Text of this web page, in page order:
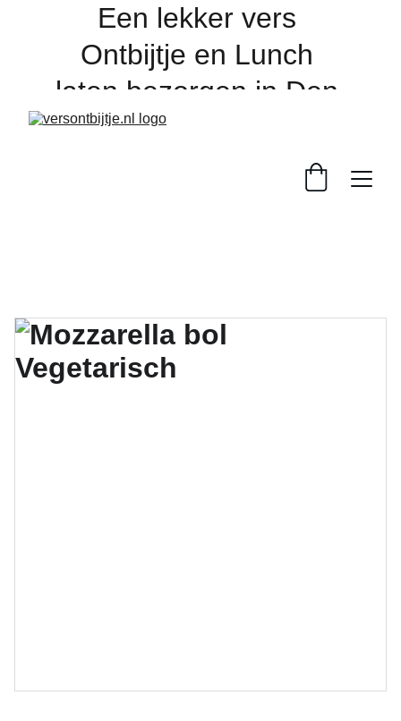
Een lekker vers
Ontbijtje en Lunch
laten bezorgen in Den
Bosch en de regio,
dagelijks voor 16:00